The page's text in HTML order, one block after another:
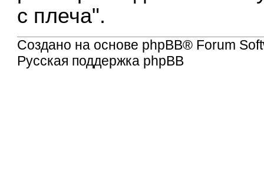
с плеча".
Создано на основе phpBB® Forum
Русская поддержка phpBB